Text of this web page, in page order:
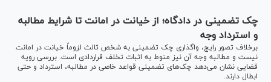
چک تضمینی در دادگاه؛ از خیانت در امانت تا شرایط مطالبه
و استرداد وجه
برخلاف تصور رایج، واگذاری چک تضمینی به شخص ثالث لزوماً خیانت در امانت
نیست و مطالبه وجه آن نیز منوط به اثبات تخلف قراردادی است. بررسی رویه
قضایی نشان می‌دهد چک‌های تضمینی قواعد خاصی در مطالبه، استرداد و حتی
ابطال دارند.